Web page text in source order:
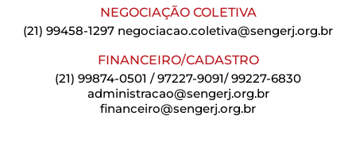
NEGOCIAÇÃO COLETIVA
(21) 99458-1297 negociacao.coletiva@sengerj.org.br
FINANCEIRO/CADASTRO
(21) 99874-0501 / 97227-9091/ 99227-6830
administracao@sengerj.org.br
financeiro@sengerj.org.br